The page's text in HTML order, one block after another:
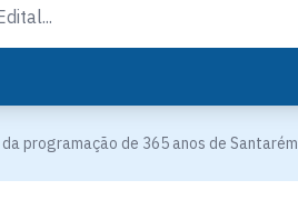
programação de 365 anos de Santarém